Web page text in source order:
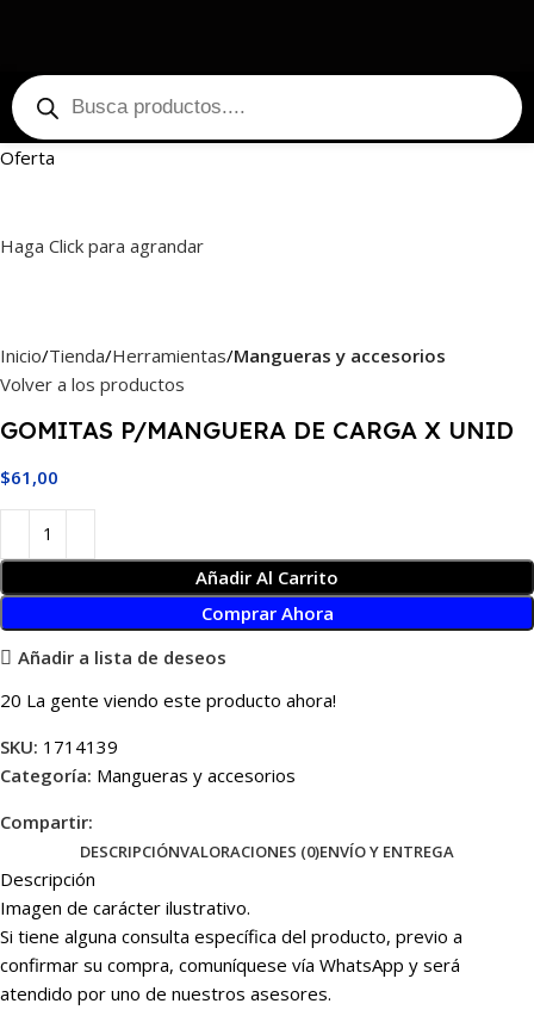
Oferta
Haga Click para agrandar
Inicio Tienda Herramientas Mangueras y accesorios
Volver a los productos
GOMITAS P/MANGUERA DE CARGA X UNID
$61,00
Añadir Al Carrito
Comprar Ahora
Añadir a lista de deseos
20 La gente viendo este producto ahora!
SKU: 1714139
Categoría: Mangueras y accesorios
Compartir:
DESCRIPCIÓNVALORACIONES (0)ENVÍO Y ENTREGA
Descripción
Imagen de carácter ilustrativo.
Si tiene alguna consulta específica del producto, previo a
confirmar su compra, comuníquese vía WhatsApp y será
atendido por uno de nuestros asesores.